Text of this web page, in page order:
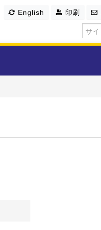
English 印刷